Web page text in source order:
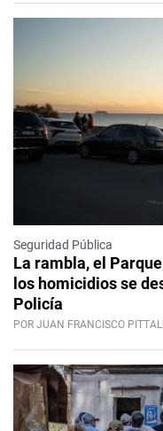
Seguridad Pública
La rambla, el
los homicidios se
Policía
POR JUAN FRANCISCO